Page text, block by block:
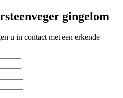
gingelom
u in contact met een erkende